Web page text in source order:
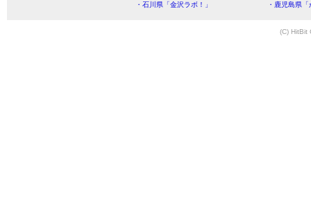
・石川県「金沢ラボ！」
・鹿児島県
(C) HitBit